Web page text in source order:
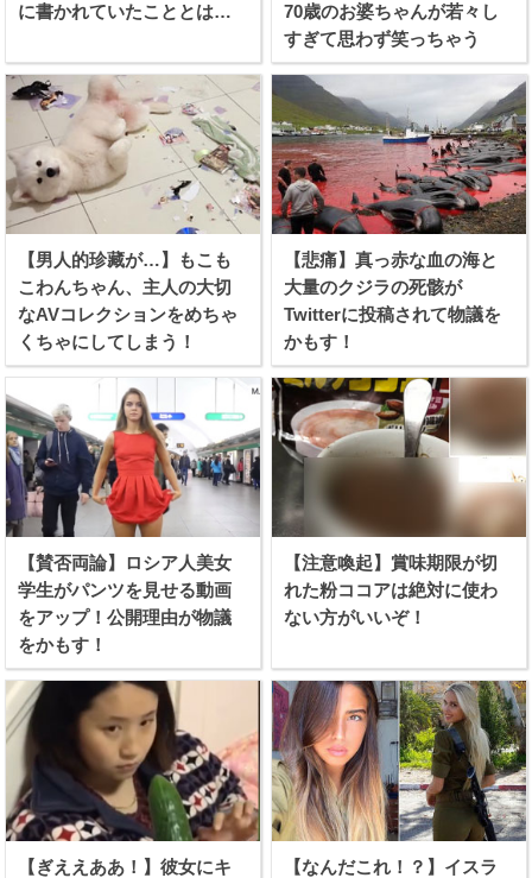
に書かれていたこととは…
70歳のお婆ちゃんが若々し
すぎて思わず笑っちゃう
【男人的珍藏が…】もこも
こわんちゃん、主人の大切
なAVコレクションをめちゃ
くちゃにしてしまう！
【悲痛】真っ赤な血の海と
大量のクジラの死骸が
Twitterに投稿されて物議を
かもす！
【賛否両論】ロシア人美女
学生がパンツを見せる動画
をアップ！公開理由が物議
をかもす！
【注意喚起】賞味期限が切
れた粉ココアは絶対に使わ
ない方がいいぞ！
【ぎええああ！】彼女にキ
【なんだこれ！？】イスラ